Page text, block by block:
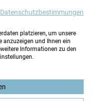
Datenschutzbestimmungen
platzieren, um unsere
anzuzeigen und Ihnen ein
Informationen zu den